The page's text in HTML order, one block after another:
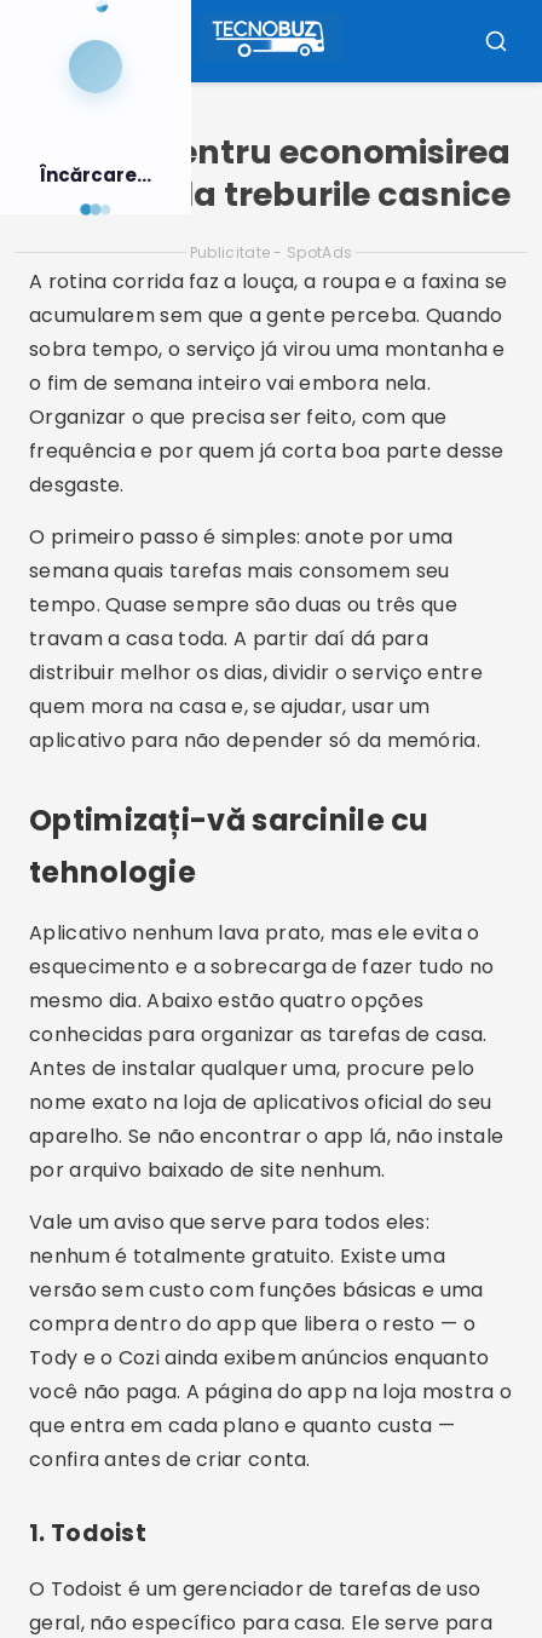
Încărcare...
conținut
Meniu
Sfaturi pentru economisirea
timpului la treburile casnice
Publicitate - SpotAds
A rotina corrida faz a louça, a roupa e a faxina se
acumularem sem que a gente perceba. Quando
sobra tempo, o serviço já virou uma montanha e
o fim de semana inteiro vai embora nela.
Organizar o que precisa ser feito, com que
frequência e por quem já corta boa parte desse
desgaste.
O primeiro passo é simples: anote por uma
semana quais tarefas mais consomem seu
tempo. Quase sempre são duas ou três que
travam a casa toda. A partir daí dá para
distribuir melhor os dias, dividir o serviço entre
quem mora na casa e, se ajudar, usar um
aplicativo para não depender só da memória.
Optimizați-vă sarcinile cu
tehnologie
Aplicativo nenhum lava prato, mas ele evita o
esquecimento e a sobrecarga de fazer tudo no
mesmo dia. Abaixo estão quatro opções
conhecidas para organizar as tarefas de casa.
Antes de instalar qualquer uma, procure pelo
nome exato na loja de aplicativos oficial do seu
aparelho. Se não encontrar o app lá, não instale
por arquivo baixado de site nenhum.
Vale um aviso que serve para todos eles:
nenhum é totalmente gratuito. Existe uma
versão sem custo com funções básicas e uma
compra dentro do app que libera o resto — o
Tody e o Cozi ainda exibem anúncios enquanto
você não paga. A página do app na loja mostra o
que entra em cada plano e quanto custa —
confira antes de criar conta.
1. Todoist
O Todoist é um gerenciador de tarefas de uso
geral, não específico para casa. Ele serve para